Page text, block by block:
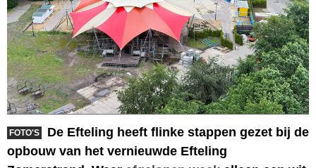
FOTO'S
De Efteling heeft flinke stappen gezet bij de
opbouw van het vernieuwde Efteling